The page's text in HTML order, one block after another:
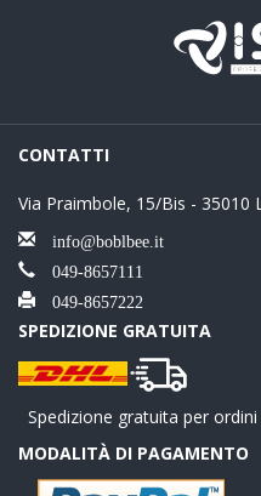
CONTATTI
Via Praimbole, 15/Bis - 35010
info@boblbee.it
049-8657111
049-8657222
SPEDIZIONE GRATUITA
Spedizione gratuita per
MODALITÀ DI PAGAMENTO